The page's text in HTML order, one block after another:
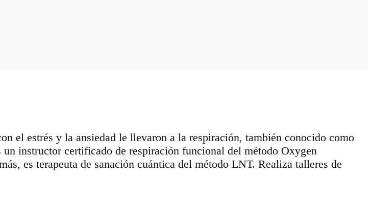
el estrés y la ansiedad le llevaron a la respiración, también conocido como
instructor certificado de respiración funcional del método Oxygen
es terapeuta de sanación cuántica del método LNT. Realiza talleres de